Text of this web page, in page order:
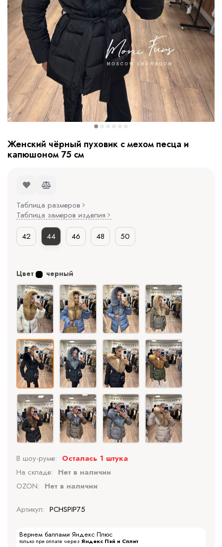
Женский чёрный пуховик с мехом песца и
капюшоном 75 см
Таблица размеров
Таблица замеров изделия
42
44 46 48 50
Цвет черный
В шоу-руме: Осталась 1 штука
На складе: Нет в наличии
OZON: Нет в наличии
Артикул: PCHSPIP75
Вернем баллами Яндекс Плюс
только при оплате через Яндекс Пэй и Сплит